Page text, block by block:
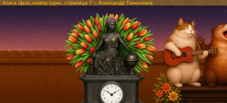
Книга Цель номер один, страница 7 – Александр Тамоников